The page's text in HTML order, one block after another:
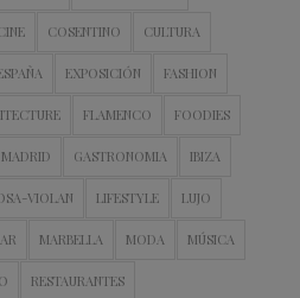
COSENTINO CULTURA
EXPOSICIÓN FASHION
FLAMENCO FOODIES
GASTRONOMIA IBIZA
VIOLAN LIFESTYLE LUJO
MARBELLA MODA MÚSICA
RESTAURANTES